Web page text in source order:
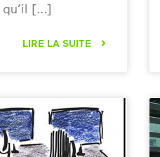
LIRE LA SUITE